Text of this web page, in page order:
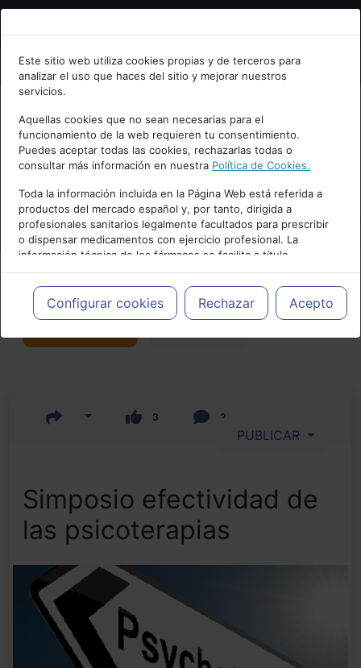
Bienvenid@ a psiquiatria.com
Escribe tu Email
Accede o regístrate con tu email.
Cancelar
Este sitio web utiliza cookies propias y de terceros para
analizar el uso que haces del sitio y mejorar nuestros
servicios.
Aquellas cookies que no sean necesarias para el
funcionamiento de la web requieren tu consentimiento.
Puedes aceptar todas las cookies, rechazarlas todas o
consultar más información en nuestra Política de Cookies.
Toda la información incluida en la Página Web está referida a
productos del mercado español y, por tanto, dirigida a
profesionales sanitarios legalmente facultados para prescribir
o dispensar medicamentos con ejercicio profesional. La
información técnica de los fármacos se facilita a título
meramente informativo, siendo responsabilidad de los
profesionales facultados prescribir medicamentos y decidir, en
cada caso concreto, el tratamiento más adecuado a las
necesidades del paciente.
Configurar cookies Rechazar Acepto
Actualidad y Artículos|Psicoterapias
3 2
PUBLICAR
Simposio efectividad de
las psicoterapias